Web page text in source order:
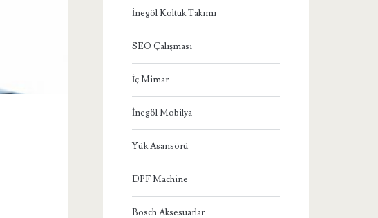
İnegöl Koltuk Takımı
SEO Çalışması
İç Mimar
İnegöl Mobilya
Yük Asansörü
DPF Machine
Bosch Aksesuarlar